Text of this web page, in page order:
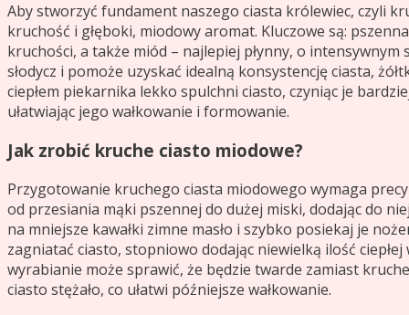
Aby stworzyć fundament naszego ciasta królewiec, czyli
kruchość i głęboki, miodowy aromat. Kluczowe są:
kruchości, a także miód – najlepiej płynny, o
słodycz i pomoże uzyskać idealną konsystencję ciasta,
ciepłem piekarnika lekko spulchni ciasto, czyniąc je
ułatwiając jego wałkowanie i formowanie.
Jak zrobić kruche ciasto miodowe?
Przygotowanie kruchego ciasta miodowego wymaga
od przesiania mąki pszennej do dużej miski, dodając do
na mniejsze kawałki zimne masło i szybko posiekaj je
zagniatać ciasto, stopniowo dodając niewielką ilość
wyrabianie może sprawić, że będzie twarde zamiast
ciasto stężało, co ułatwi późniejsze wałkowanie.